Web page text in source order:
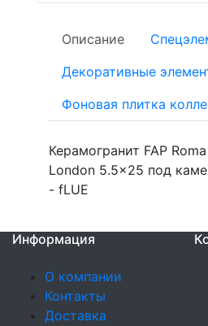
Описание
Декоративные
Фоновая плитка
Керамогранит FAP
London 5.5x25 под
- fLUE
Информация
О компании
Контакты
Доставка